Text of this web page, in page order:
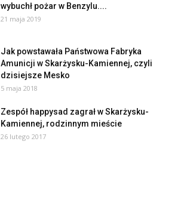
wybuchł pożar w Benzylu....
21 maja 2019
Jak powstawała Państwowa Fabryka
Amunicji w Skarżysku-Kamiennej, czyli
dzisiejsze Mesko
5 maja 2018
Zespół happysad zagrał w Skarżysku-
Kamiennej, rodzinnym mieście
26 lutego 2017